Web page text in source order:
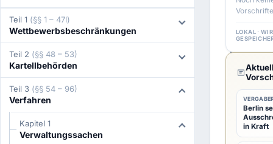
Teil 1 (§§ 1 – 47l)
Wettbewerbsbeschränkungen
Teil 2 (§§ 48 – 53)
Kartellbehörden
Teil 3 (§§ 54 – 96)
Verfahren
Kapitel 1
Verwaltungssachen
69
GWB
bei
des
LOKAL ·
Berlin
in Kraft